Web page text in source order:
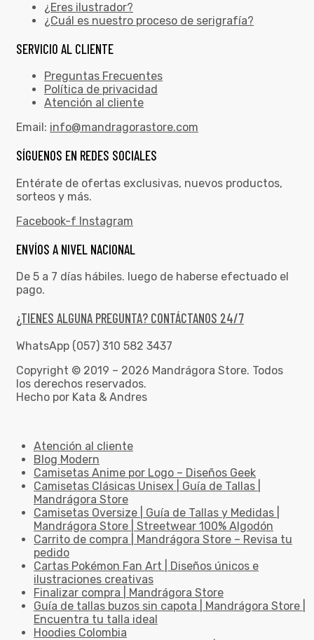
¿Eres ilustrador?
¿Cuál es nuestro proceso de serigrafía?
SERVICIO AL CLIENTE
Preguntas Frecuentes
Política de privacidad
Atención al cliente
Email: info@mandragorastore.com
SÍGUENOS EN REDES SOCIALES
Entérate de ofertas exclusivas, nuevos productos,
sorteos y más.
Facebook-f Instagram
ENVÍOS A NIVEL NACIONAL
De 5 a 7 días hábiles. luego de haberse efectuado el
pago.
¿TIENES ALGUNA PREGUNTA? CONTÁCTANOS 24/7
WhatsApp (057) 310 582 3437
Copyright © 2019 – 2026 Mandrágora Store. Todos
los derechos reservados.
Hecho por Kata & Andres
Atención al cliente
Blog Modern
Camisetas Anime por Logo – Diseños Geek
Camisetas Clásicas Unisex | Guía de Tallas |
Mandrágora Store
Camisetas Oversize | Guía de Tallas y Medidas |
Mandrágora Store | Streetwear 100% Algodón
Carrito de compra | Mandrágora Store – Revisa tu
pedido
Cartas Pokémon Fan Art | Diseños únicos e
ilustraciones creativas
Finalizar compra | Mandrágora Store
Guía de tallas buzos sin capota | Mandrágora Store |
Encuentra tu talla ideal
Hoodies Colombia